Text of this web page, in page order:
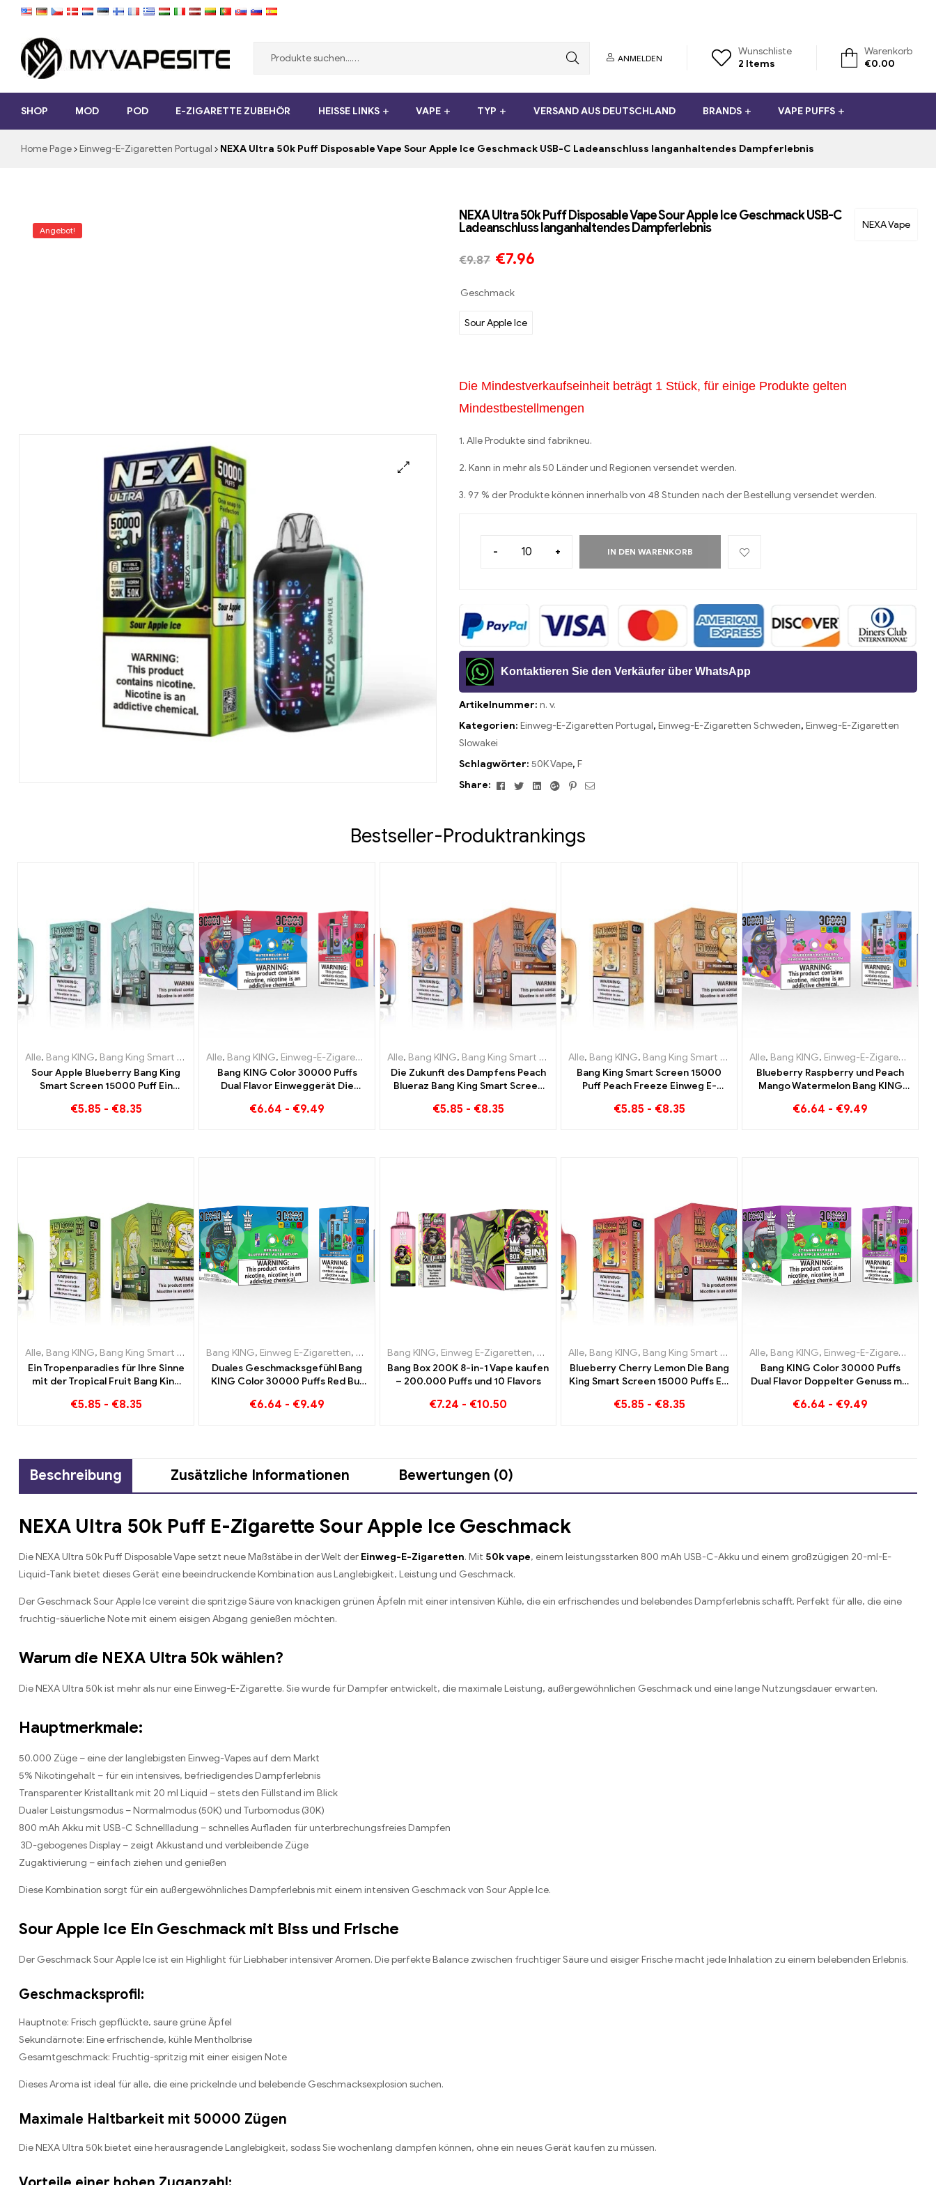
Myvapesite.de
günstig
ANMELDEN
Wunschliste
2 Items
Warenkorb
€0.00
SHOP MOD POD E-ZIGARETTE ZUBEHÖR HEISSE LINKS VAPE TYP VERSAND AUS DEUTSCHLAND BRANDS VAPE PUFFS
Home Page Einweg-E-Zigaretten Portugal NEXA Ultra 50k Puff Disposable Vape Sour Apple Ice Geschmack USB-C Ladeanschluss langanhaltendes Dampferlebnis
Angebot! NEXA Vape
NEXA Ultra 50k Puff Disposable Vape Sour Apple Ice Geschmack USB-C
Ladeanschluss langanhaltendes Dampferlebnis
€9.87 €7.96
Geschmack
Sour Apple lce
Die Mindestverkaufseinheit beträgt 1 Stück, für einige Produkte gelten
Mindestbestellmengen
1. Alle Produkte sind fabrikneu.
2. Kann in mehr als 50 Länder und Regionen versendet werden.
3. 97 % der Produkte können innerhalb von 48 Stunden nach der Bestellung versendet werden.
- + IN DEN WARENKORB
Kontaktieren Sie den Verkäufer über WhatsApp
Artikelnummer:n. v.
Kategorien:Einweg-E-Zigaretten Portugal,Einweg-E-Zigaretten Schweden,Einweg-E-Zigaretten
Slowakei
Schlagwörter:50K Vape,F
Share:
FacebookTwitterLinkedinGoogle+Pinterest
Email
Bestseller-Produktrankings
Alle, Bang KING, Bang King Smart Screen 15000 Puff ,Einweg-E-Zigaretten Litauen,Einweg-E-Zigaretten Luxemburg, Einweg-E-Zigaretten Niederlande,Einweg-E-Zigaretten Österreich,Einweg-E-
Sour Apple Blueberry Bang King
Smart Screen 15000 Puff Ein
voller frischer Aromen
€5.85 - €8.35
Alle, Bang KING, Einweg-E-Zigaretten Litauen ,Einweg-E-Zigaretten Luxemburg Einweg-E-Zigaretten Niederlande, Einweg-E-Zigaretten Österreich,Einweg-E-
Bang KING Color 30000 Puffs
Dual Flavor Einweggerät Die
Blueberry Raspberry und Peach
€6.64 - €9.49
Alle, Bang KING, Bang King Smart Screen 15000 Puff ,Einweg-E-Zigaretten Litauen,Einweg-E-Zigaretten Luxemburg,
Die Zukunft des Dampfens Peach
Blueraz Bang King Smart Screen
€5.85 - €8.35
Alle, Bang KING, Bang King Smart Screen 15000 Puff ,Einweg-E-Zigaretten Litauen
Bang King Smart Screen 15000
Puff Peach Freeze Einweg E-
€5.85 - €8.35
Alle, Bang KING, Einweg-E-Zigaretten Litauen
Blueberry Raspberry und Peach
Mango Watermelon Bang KING
ZIGARETTEN Dual Flavor
€6.64 - €9.49
Alle, Bang KING, Bang King Smart Screen 15000 Puff ,Einweg-E-Zigaretten Litauen,Einweg-E-Zigaretten Luxemburg, Einweg-E-Zigaretten Niederlande,Einweg-E-Zigaretten Österreich,Einweg-E-
Ein Tropenparadies für Ihre Sinne
mit der Tropical Fruit Bang King
€5.85 - €8.35
Bang KING, Einweg E-Zigaretten, Einweg-E-Zigaretten Litauen,Einweg-E-Zigaretten Luxemburg, Einweg-E-Zigaretten Niederlande, Einweg-E-Zigaretten
Duales Geschmacksgefühl Bang
KING Color 30000 Puffs Red Bull
Puffs Einweg-E-Zigarette
€6.64 - €9.49
Bang KING, Einweg E-Zigaretten, Einweg-E-Zigaretten Belgien ,Einweg-E-Zigaretten Dänemark
Bang Box 200K 8-in-1 Vape kaufen
– 200.000 Puffs und 10 Flavors
€7.24 - €10.50
Alle, Bang KING, Bang King Smart Screen 15000 Puff ,Einweg-E-Zigaretten Litauen
Blueberry Cherry Lemon Die Bang
King Smart Screen 15000 Puffs Ein
Einweg E-Zigaretten
€5.85 - €8.35
Alle, Bang KING, Einweg-E-Zigaretten Litauen
Bang KING Color 30000 Puffs
Dual Flavor Doppelter Genuss mit
Raspberry
€6.64 - €9.49
Beschreibung Zusätzliche Informationen Bewertungen (0)
NEXA Ultra 50k Puff E-Zigarette Sour Apple Ice Geschmack
Die NEXA Ultra 50k Puff Disposable Vape setzt neue Maßstäbe in der Welt der Einweg-E-Zigaretten. Mit 50k vape, einem leistungsstarken 800 mAh USB-C-Akku und einem großzügigen 20-ml-E-
Liquid-Tank bietet dieses Gerät eine beeindruckende Kombination aus Langlebigkeit, Leistung und Geschmack.
Der Geschmack Sour Apple Ice vereint die spritzige Säure von knackigen grünen Äpfeln mit einer intensiven Kühle, die ein erfrischendes und belebendes Dampferlebnis schafft. Perfekt für alle, die eine
fruchtig-säuerliche Note mit einem eisigen Abgang genießen möchten.
Warum die NEXA Ultra 50k wählen?
Die NEXA Ultra 50k ist mehr als nur eine Einweg-E-Zigarette. Sie wurde für Dampfer entwickelt, die maximale Leistung, außergewöhnlichen Geschmack und eine lange Nutzungsdauer erwarten.
Hauptmerkmale:
50.000 Züge – eine der langlebigsten Einweg-Vapes auf dem Markt
5% Nikotingehalt – für ein intensives, befriedigendes Dampferlebnis
Transparenter Kristalltank mit 20 ml Liquid – stets den Füllstand im Blick
Dualer Leistungsmodus – Normalmodus (50K) und Turbomodus (30K)
800 mAh Akku mit USB-C Schnellladung – schnelles Aufladen für unterbrechungsfreies Dampfen
3D-gebogenes Display – zeigt Akkustand und verbleibende Züge
Zugaktivierung – einfach ziehen und genießen
Diese Kombination sorgt für ein außergewöhnliches Dampferlebnis mit einem intensiven Geschmack von Sour Apple Ice.
Sour Apple Ice Ein Geschmack mit Biss und Frische
Der Geschmack Sour Apple Ice ist ein Highlight für Liebhaber intensiver Aromen. Die perfekte Balance zwischen fruchtiger Säure und eisiger Frische macht jede Inhalation zu einem belebenden Erlebnis.
Geschmacksprofil:
Hauptnote: Frisch gepflückte, saure grüne Äpfel
Sekundärnote: Eine erfrischende, kühle Mentholbrise
Gesamtgeschmack: Fruchtig-spritzig mit einer eisigen Note
Dieses Aroma ist ideal für alle, die eine prickelnde und belebende Geschmacksexplosion suchen.
Maximale Haltbarkeit mit 50000 Zügen
Die NEXA Ultra 50k bietet eine herausragende Langlebigkeit, sodass Sie wochenlang dampfen können, ohne ein neues Gerät kaufen zu müssen.